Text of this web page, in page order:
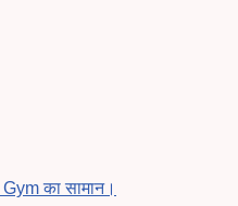
का सामान।